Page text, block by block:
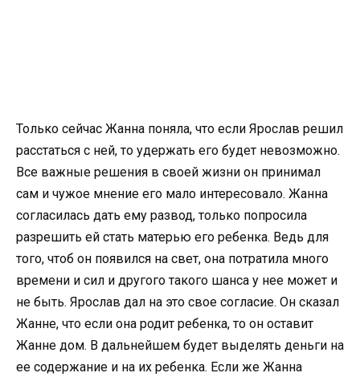
Только сейчас Жанна поняла, что если Ярослав решил
расстаться с ней, то удержать его будет невозможно.
Все важные решения в своей жизни он принимал
сам и чужое мнение его мало интересовало. Жанна
согласилась дать ему развод, только попросила
разрешить ей стать матерью его ребенка. Ведь для
того, чтоб он появился на свет, она потратила много
времени и сил и другого такого шанса у нее может и
не быть. Ярослав дал на это свое согласие. Он сказал
Жанне, что если она родит ребенка, то он оставит
Жанне дом. В дальнейшем будет выделять деньги на
ее содержание и на их ребенка. Если же Жанна